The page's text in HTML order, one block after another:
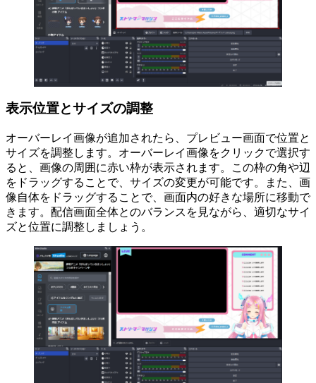
表示位置とサイズの調整
オーバーレイ画像が追加されたら、プレビュー画面で位置と
サイズを調整します。オーバーレイ画像をクリックで選択す
ると、画像の周囲に赤い枠が表示されます。この枠の角や辺
をドラッグすることで、サイズの変更が可能です。また、画
像自体をドラッグすることで、画面内の好きな場所に移動で
きます。配信画面全体とのバランスを見ながら、適切なサイ
ズと位置に調整しましょう。